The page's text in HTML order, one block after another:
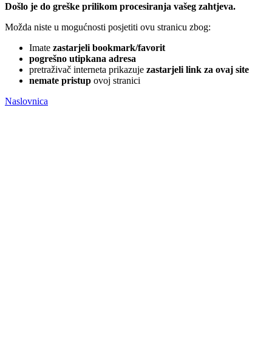
Došlo je do greške prilikom procesiranja vašeg zahtjeva.
Možda niste u mogućnosti posjetiti ovu stranicu zbog:
Imate zastarjeli bookmark/favorit
pogrešno utipkana adresa
pretraživač interneta prikazuje zastarjeli link za ovaj site
nemate pristup ovoj stranici
Naslovnica